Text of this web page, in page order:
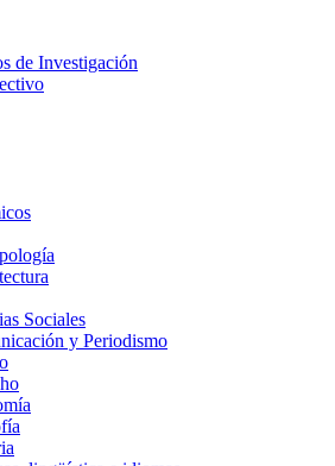
de Investigación
Sociales
y Periodismo